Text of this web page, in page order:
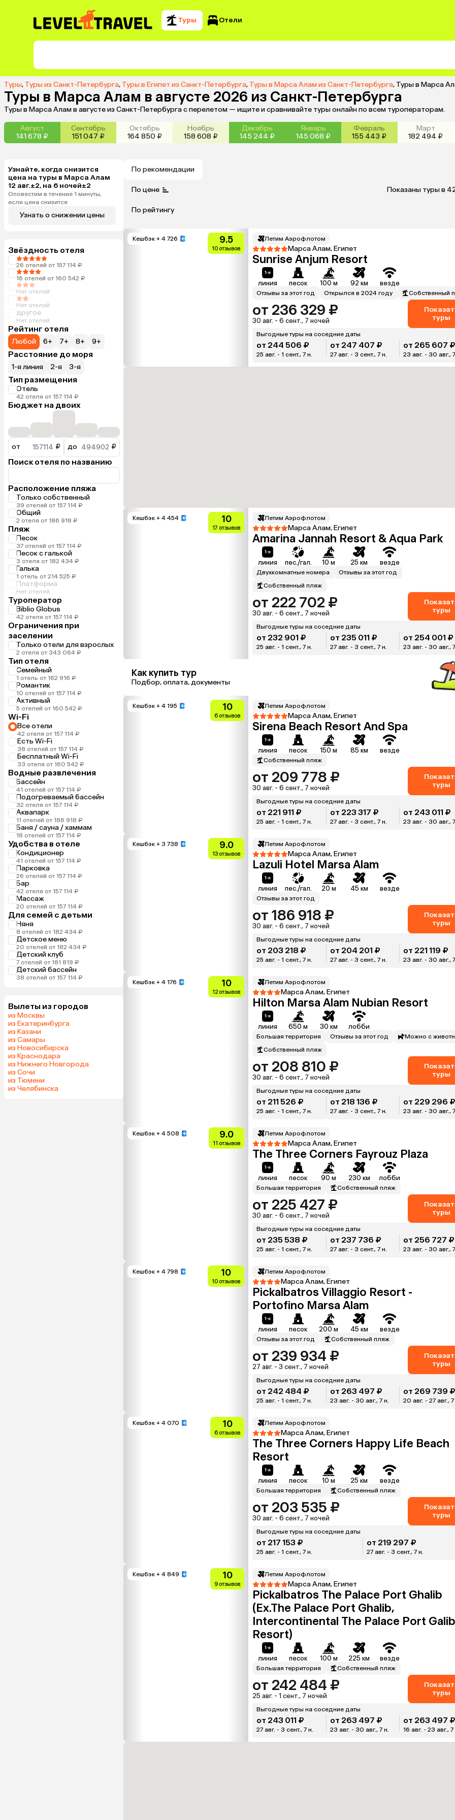
Туры Отели
Туры, Туры из Санкт-Петербурга, Туры в Египет из Санкт-Петербурга, Туры в Марса Алам из Санкт-Петербурга, Туры в Марса
Туры в Марса Алам в августе 2026 из Санкт-Петербурга
Туры в Марса Алам в августе из Санкт-Петербурга с перелетом — ищите и сравнивайте туры онлайн по всем туроператорам.
Август
141 678 ₽
Сентябрь
151 047 ₽
Октябрь
164 850 ₽
Ноябрь
158 608 ₽
Декабрь
145 244 ₽
Январь
145 068 ₽
Февраль
155 443 ₽
Март
182 494 ₽
Узнайте, когда снизится
цена на туры в Марса Алам
12 авг.±2, на 6 ночей±2
Оповестим в течение 1 минуты,
если цена снизится
Узнать о снижении цены
Звёздность отеля
26 отелей от 157 114 ₽
16 отелей от 160 542 ₽
Нет отелей
Нет отелей
другое
Нет отелей
Рейтинг отеля
Любой 6+ 7+ 8+ 9+
Расстояние до моря
1-я линия 2-я 3-я
Тип размещения
Отель
42 отеля от 157 114 ₽
Бюджет на двоих
от ₽ до ₽
Поиск отеля по названию
Расположение пляжа
Только собственный
39 отелей от 157 114 ₽
Общий
2 отеля от 186 918 ₽
Пляж
Песок
37 отелей от 157 114 ₽
Песок с галькой
3 отеля от 182 434 ₽
Галька
1 отель от 214 525 ₽
Платформа
Нет отелей
Туроператор
Biblio Globus
42 отеля от 157 114 ₽
Ограничения при
заселении
Только отели для взрослых
2 отеля от 343 064 ₽
Тип отеля
Семейный
1 отель от 162 916 ₽
Романтик
10 отелей от 157 114 ₽
Активный
5 отелей от 160 542 ₽
Wi-Fi
Все отели
42 отеля от 157 114 ₽
Есть Wi-Fi
38 отелей от 157 114 ₽
Бесплатный Wi-Fi
33 отеля от 160 542 ₽
Водные развлечения
Бассейн
41 отелей от 157 114 ₽
Подогреваемый бассейн
32 отеля от 157 114 ₽
Аквапарк
11 отелей от 186 918 ₽
Баня / сауна / хаммам
18 отелей от 157 114 ₽
Удобства в отеле
Кондиционер
41 отелей от 157 114 ₽
Парковка
26 отелей от 157 114 ₽
Бар
42 отеля от 157 114 ₽
Массаж
20 отелей от 157 114 ₽
Для семей с детьми
Няня
8 отелей от 182 434 ₽
Детское меню
20 отелей от 182 434 ₽
Детский клуб
7 отелей от 181 819 ₽
Детский бассейн
38 отелей от 157 114 ₽
Вылеты из городов
из Москвы
из Екатеринбурга
из Казани
из Самары
из Новосибирска
из Краснодара
из Нижнего Новгорода
из Сочи
из Тюмени
из Челябинска
По рекомендации
По цене
По рейтингу
Показаны туры в
Кешбэк + 4 726 9.5
10 отзывов
Летим Аэрофлотом
Марса Алам, Египет
Sunrise Anjum Resort
линия песок 100 м 92 км везде
Отзывы за этот год Открылся в 2024 году Собственный
от 236 329 ₽
30 авг. - 6 сент., 7 ночей
туры
Выгодные туры на соседние даты
от 244 506 ₽
25 авг. - 1 сент., 7 н.
от 247 407 ₽
27 авг. - 3 сент., 7 н.
от 265 607 ₽
23 авг. - 30 авг., 7
Кешбэк + 4 454 10
17 отзывов
Летим Аэрофлотом
Марса Алам, Египет
Amarina Jannah Resort & Aqua Park
линия пес./гал. 10 м 25 км везде
Двухкомнатные номера
Отзывы за этот год
Собственный пляж
от 222 702 ₽
30 авг. - 6 сент., 7 ночей
туры
Выгодные туры на соседние даты
от 232 901 ₽
25 авг. - 1 сент., 7 н.
от 235 011 ₽
27 авг. - 3 сент., 7 н.
от 254 001 ₽
23 авг. - 30 авг., 7
Как купить тур
Подбор, оплата, документы
Кешбэк + 4 195 10
6 отзывов
Летим Аэрофлотом
Марса Алам, Египет
Sirena Beach Resort And Spa
линия песок 150 м 85 км везде
Собственный пляж
от 209 778 ₽
30 авг. - 6 сент., 7 ночей
туры
Выгодные туры на соседние даты
от 221 911 ₽
25 авг. - 1 сент., 7 н.
от 223 317 ₽
27 авг. - 3 сент., 7 н.
от 243 011 ₽
23 авг. - 30 авг., 7
Кешбэк + 3 738 9.0
13 отзывов
Летим Аэрофлотом
Марса Алам, Египет
Lazuli Hotel Marsa Alam
линия пес./гал. 20 м 45 км везде
Отзывы за этот год
от 186 918 ₽
30 авг. - 6 сент., 7 ночей
туры
Выгодные туры на соседние даты
от 203 218 ₽
25 авг. - 1 сент., 7 н.
от 204 201 ₽
27 авг. - 3 сент., 7 н.
от 221 119 ₽
23 авг. - 30 авг., 7
Кешбэк + 4 176 10
12 отзывов
Летим Аэрофлотом
Марса Алам, Египет
Hilton Marsa Alam Nubian Resort
линия 650 м 30 км лобби
Большая территория Отзывы за этот год
Можно с
Собственный пляж
от 208 810 ₽
30 авг. - 6 сент., 7 ночей
туры
Выгодные туры на соседние даты
от 211 526 ₽
25 авг. - 1 сент., 7 н.
от 218 136 ₽
27 авг. - 3 сент., 7 н.
от 229 296 ₽
23 авг. - 30 авг., 7
Кешбэк + 4 508 9.0
11 отзывов
Летим Аэрофлотом
Марса Алам, Египет
The Three Corners Fayrouz Plaza
линия песок 90 м 230 км лобби
Большая территория Собственный пляж
от 225 427 ₽
30 авг. - 6 сент., 7 ночей
туры
Выгодные туры на соседние даты
от 235 538 ₽
25 авг. - 1 сент., 7 н.
от 237 736 ₽
27 авг. - 3 сент., 7 н.
от 256 727 ₽
23 авг. - 30 авг., 7
Кешбэк + 4 798 10
10 отзывов
Летим Аэрофлотом
Марса Алам, Египет
Pickalbatros Villaggio Resort -
Portofino Marsa Alam
линия песок 200 м 45 км везде
Отзывы за этот год Собственный пляж
от 239 934 ₽
27 авг. - 3 сент., 7 ночей
туры
Выгодные туры на соседние даты
от 242 484 ₽
25 авг. - 1 сент., 7 н.
от 263 497 ₽
23 авг. - 30 авг., 7 н.
от 269 739 ₽
20 авг. - 27 авг., 7
Кешбэк + 4 070 10
6 отзывов
Летим Аэрофлотом
Марса Алам, Египет
The Three Corners Happy Life Beach
Resort
линия песок 10 м 25 км везде
Большая территория Собственный пляж
от 203 535 ₽
30 авг. - 6 сент., 7 ночей
туры
Выгодные туры на соседние даты
от 217 153 ₽
25 авг. - 1 сент., 7 н.
от 219 297 ₽
27 авг. - 3 сент., 7 н.
Кешбэк + 4 849 10
9 отзывов
Летим Аэрофлотом
Марса Алам, Египет
Pickalbatros The Palace Port Ghalib
(Ex.The Palace Port Ghalib,
Intercontinental The Palace Port Galib
Resort)
линия песок 100 м 225 км везде
Большая территория Собственный пляж
от 242 484 ₽
25 авг. - 1 сент., 7 ночей
туры
Выгодные туры на соседние даты
от 243 011 ₽
27 авг. - 3 сент., 7 н.
от 263 497 ₽
23 авг. - 30 авг., 7 н.
от 263 497 ₽
16 авг. - 23 авг., 7